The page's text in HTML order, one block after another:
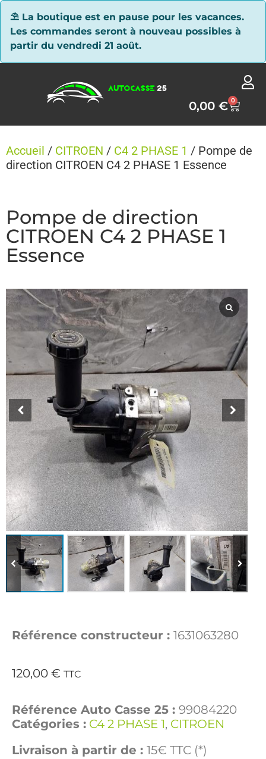
⛱ La boutique est en pause pour les vacances.
Les commandes seront à nouveau possibles à
partir du vendredi 21 août.
0,00€ 0
Accueil / CITROEN / C4 2 PHASE 1 / Pompe de
direction CITROEN C4 2 PHASE 1 Essence
Pompe de direction
CITROEN C4 2 PHASE 1
Essence
Référence constructeur : 1631063280
120,00 € TTC
Référence Auto Casse 25 : 99084220
Catégories : C4 2 PHASE 1, CITROEN
Livraison à partir de : 15€ TTC (*)
Panneau de gestion des cookies